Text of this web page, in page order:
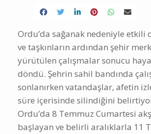
Ordu’da sağanak nedeniyle etkili
ve taşkınların ardından şehir
yürütülen çalışmalar sonucu
döndü. Şehrin sahil bandında
sonlanırken vatandaşlar, afetin
süre içerisinde silindiğini
Ordu’da 8 Temmuz Cumartesi
başlayan ve belirli aralıklarla 11